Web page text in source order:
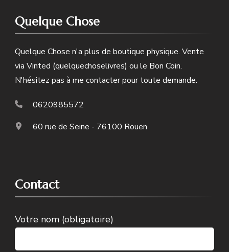
Quelque Chose
Quelque Chose n'a plus de boutique physique. Vente
via Vinted (quelquechoselivres) ou le Bon Coin.
N'hésitez pas à me contacter pour toute demande.
0620985572
60 rue de Seine - 76100 Rouen
Contact
Votre nom (obligatoire)